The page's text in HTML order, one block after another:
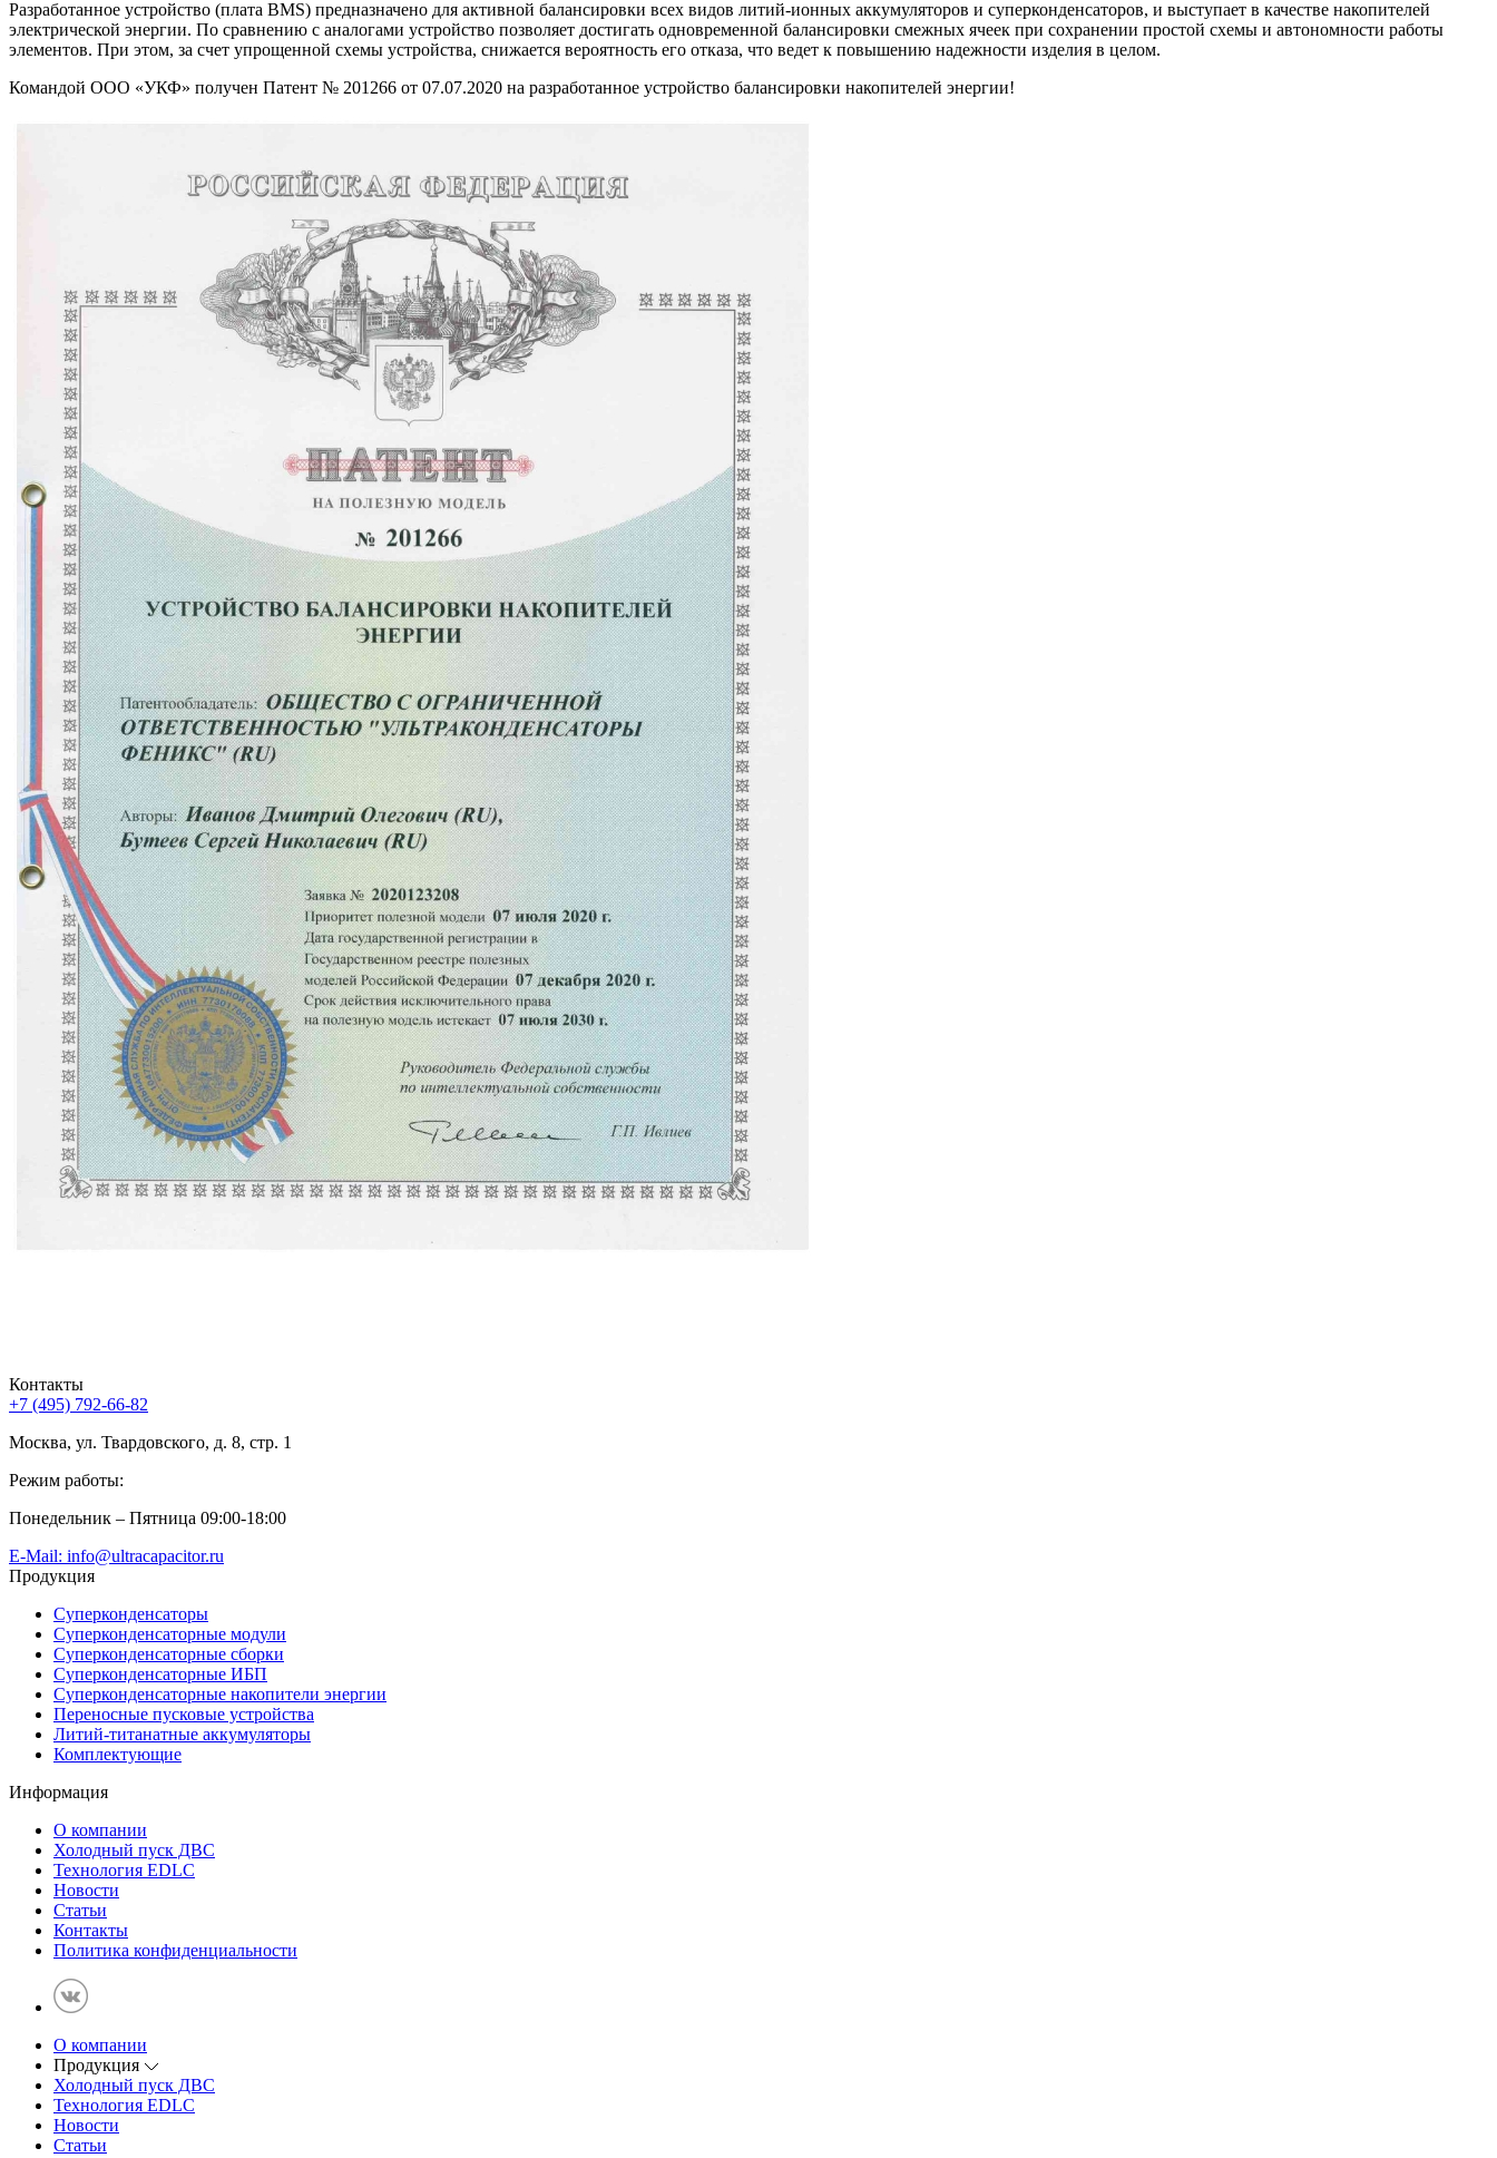
Разработанное устройство (плата BMS) предназначено для активной балансировки всех видов литий-ионных аккумуляторов и суперконденсаторов, и выступает в качестве накопителей
электрической энергии. По сравнению с аналогами устройство позволяет достигать одновременной балансировки смежных ячеек при сохранении простой схемы и автономности работы
элементов. При этом, за счет упрощенной схемы устройства, снижается вероятность его отказа, что ведет к повышению надежности изделия в целом.
Командой ООО «УКФ» получен Патент № 201266 от 07.07.2020 на разработанное устройство балансировки накопителей энергии!
Контакты
+7 (495) 792-66-82
Москва, ул. Твардовского, д. 8, стр. 1
Режим работы:
Понедельник – Пятница 09:00-18:00
E-Mail: info@ultracapacitor.ru
Продукция
Суперконденсаторы
Суперконденсаторные модули
Суперконденсаторные сборки
Суперконденсаторные ИБП
Суперконденсаторные накопители энергии
Переносные пусковые устройства
Литий-титанатные аккумуляторы
Комплектующие
Информация
О компании
Холодный пуск ДВС
Технология EDLC
Новости
Статьи
Контакты
Политика конфиденциальности
О компании
Продукция
Холодный пуск ДВС
Технология EDLC
Новости
Статьи